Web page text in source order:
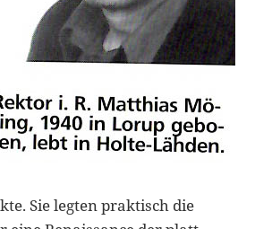
Sie legten praktisch die